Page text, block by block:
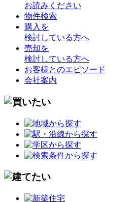
お読みください
物件検索
購入を
検討している方へ
売却を
検討している方へ
お客様とのエピソード
会社案内